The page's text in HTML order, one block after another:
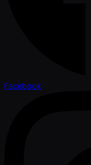
Facebook